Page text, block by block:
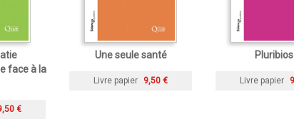
face à la
€
Une seule santé
Livre papier 9,50 € Livre papier